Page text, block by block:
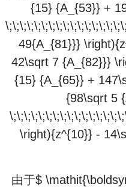
{15} {A_{53}} +
49{A_{81}}}
42\sqrt 7 {A_{82}}}
{15} {A_{65}} +
{98\sqrt 5
\right){z^{10}} -
由于$